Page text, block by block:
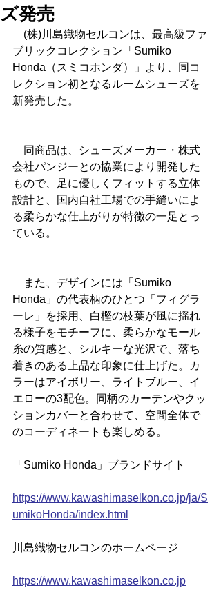
ズ発売
(株)川島織物セルコンは、最高級ファ
ブリックコレクション「Sumiko
Honda（スミコホンダ）」より、同コ
レクション初となるルームシューズを
新発売した。
同商品は、シューズメーカー・株式
会社パンジーとの協業により開発した
もので、足に優しくフィットする立体
設計と、国内自社工場での手縫いによ
る柔らかな仕上がりが特徴の一足とっ
ている。
また、デザインには「Sumiko
Honda」の代表柄のひとつ「フィグラ
ーレ」を採用、白樫の枝葉が風に揺れ
る様子をモチーフに、柔らかなモール
糸の質感と、シルキーな光沢で、落ち
着きのある上品な印象に仕上げた。カ
ラーはアイボリー、ライトブルー、イ
エローの3配色。同柄のカーテンやクッ
ションカバーと合わせて、空間全体で
のコーディネートも楽しめる。
「Sumiko Honda」ブランドサイト
https://www.kawashimaselkon.co.jp/ja/S
umikoHonda/index.html
川島織物セルコンのホームページ
https://www.kawashimaselkon.co.jp